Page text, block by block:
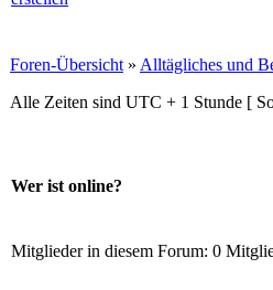
Foren-Übersicht » Alltägliches und
Alle Zeiten sind UTC + 1 Stunde [
Wer ist online?
Mitglieder in diesem Forum: 0